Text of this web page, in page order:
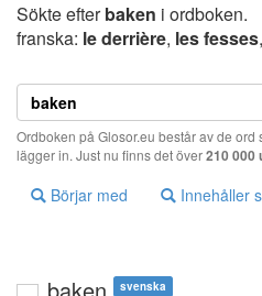
Sökte efterbaken i ordboken.
franska: le derrière, les fesses
Ordboken på Glosor.eu består av de
lägger in. Just nu finns det över210 000
Börjar med Innehåller
svenska